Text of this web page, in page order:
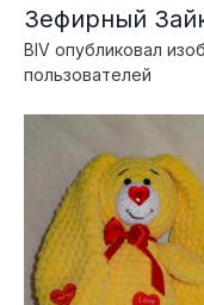
Зефирный
BIV опубликовал
пользователей